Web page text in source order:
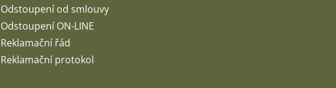
Odstoupení od smlouvy
Odstoupení ON-LINE
Reklamační řád
Reklamační protokol